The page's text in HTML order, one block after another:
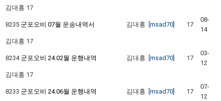
김대홍 17
8235 군포오비 07월 운송내역서 김대홍 [msad70] 17
08-
14
김대홍 17
8234 군포오비 24.02월 운행내역 김대홍 [msad70] 17
03-
12
김대홍 17
8233 군포오비 24.06월 운행내역 김대홍 [msad70] 17
07-
12